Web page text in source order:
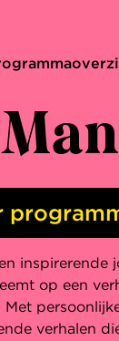
inspirerende
op een
Met
verhalen